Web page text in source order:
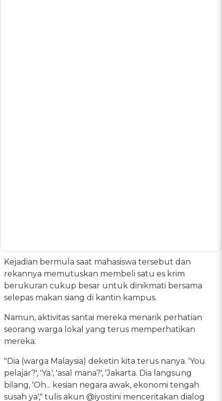
Kejadian bermula saat mahasiswa tersebut dan
rekannya memutuskan membeli satu es krim
berukuran cukup besar untuk dinikmati bersama
selepas makan siang di kantin kampus.
Namun, aktivitas santai mereka menarik perhatian
seorang warga lokal yang terus memperhatikan
mereka.
"Dia (warga Malaysia) deketin kita terus nanya. 'You
pelajar?', 'Ya.', 'asal mana?', 'Jakarta. Dia langsung
bilang, 'Oh... kesian negara awak, ekonomi tengah
susah ya'," tulis akun @iyostini menceritakan dialog